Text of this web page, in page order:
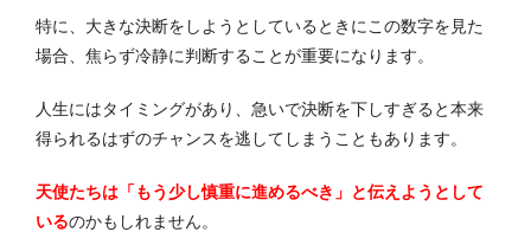
特に、大きな決断をしようとしているときにこの数字を見た
場合、焦らず冷静に判断することが重要になります。
人生にはタイミングがあり、急いで決断を下しすぎると本来
得られるはずのチャンスを逃してしまうこともあります。
天使たちは「もう少し慎重に進めるべき」と伝えようとして
いるのかもしれません。